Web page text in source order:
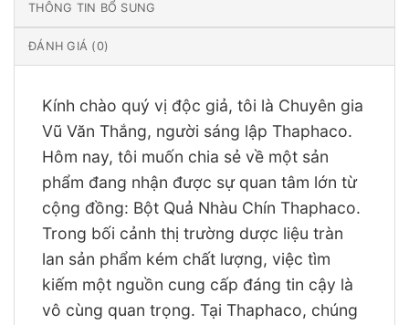
THÔNG TIN BỔ SUNG
ĐÁNH GIÁ (0)
Kính chào quý vị độc giả, tôi là Chuyên gia
Vũ Văn Thắng, người sáng lập Thaphaco.
Hôm nay, tôi muốn chia sẻ về một sản
phẩm đang nhận được sự quan tâm lớn từ
cộng đồng: Bột Quả Nhàu Chín Thaphaco.
Trong bối cảnh thị trường dược liệu tràn
lan sản phẩm kém chất lượng, việc tìm
kiếm một nguồn cung cấp đáng tin cậy là
vô cùng quan trọng. Tại Thaphaco, chúng